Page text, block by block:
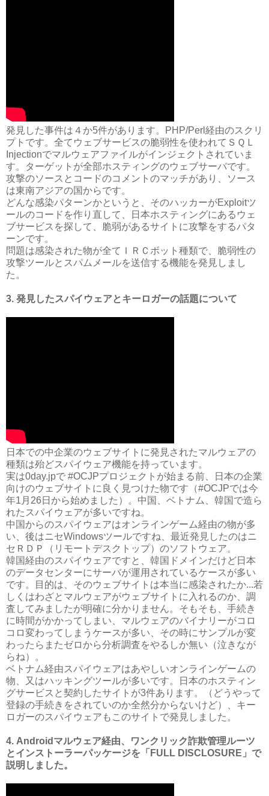
発見した事件は４か5件があります。PHP/Perl経由のスクリ
プトです。全てウェブサービスの脆弱性を使われてＳＱＬ
Injectionでマルウェアファイルがインジェクトされていま
す。ターゲットが全部ホスティングのウェブサーバです。
攻撃のソースとコードのコメントのマッチがあり、ソース
は東南アジアの国からです。
どんな感染パターンかというと、そのハッカーがExploitツ
ールのコードを作り直して、日本ホスティングにあるウェ
ブサービスを探して、脆弱があるサイトに攻撃をする­パタ
ーンです。
問題は感染された物が全てＩＲＣボット種類で、脆弱性の
攻撃ツールとスパムメールを送信する機能を発見しまし
た。
3. 発見したスパイウェアとキーロガーの話題について
日本での中企業のウェブサイトに発見されたマルウェアの
種類は殆どスパイウェア機能を持っています。
実は0day.jpで #OCJPプロジェクトが始まる前、日本の企業
向けのウェブサイトに良く見つけた物です（#OCJPでは今
年1月26日から始めました）。中国、ベトナム、韓国で造ら
れたスパイウェアが多いですね。
中国からのスパイウェアはオンラインゲーム経由の物が多
い、後はニセWindowsツールですね、最近発見したのはニ
セＲＤＰ（リモートデスクトップ）のソフトウェア。
韓国経由のスパイウェアですと、韓国ドメインだけど日本
のデータセンターにサーバが運用されているケースが多い
です。目的は、その­ウェブサイトは本当に感染されたか...若
しくはわざとマルウェアがウェブサイトに入れるのか、調
査してみましたが明確に分かりません。そもそも、手続き
に時間がかか­ってしまい、マルウェアのバイナリーがコロ
コロ変わってしまうケースが多い、その時にサンプルが変
わったらまたゼロから分析調査をやるしか無い（泣きなが
らね）。
ベトナム経由スパイウェアはあやしいオンラインゲームの
物、又はハッキングツールが多いです。日本のホスティン
グサービスと契約したサイトが3件あります。（どうや­って
登録の手続きをされていのか全然分からないけど）、キー
ロガーのスパイウェアもこのサイトで発見しました。
4. Androidマルウェア経由、ワンクリック詐欺管理ルーツ
とインストーラーパッケージを「FULL DISCLOSURE」で
説明しました。